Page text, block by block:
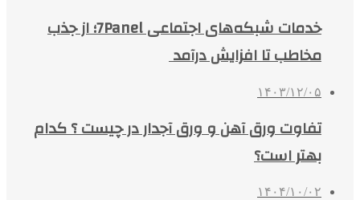
خدمات شبکه‌های اجتماعی 7Panel؛ از جذب
مخاطب تا افزایش درآمد
۱۴۰۳/۱۲/۰۵
تفاوت ورق آهن و ورق آجدار در چیست ؟ کدام
بهتر است؟
۱۴۰۴/۱۰/۰۲